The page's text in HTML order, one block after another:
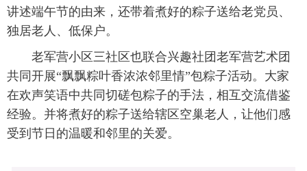
讲述端午节的由来，还带着煮好的粽子送给老党员、
独居老人、低保户。
老军营小区三社区也联合兴趣社团老军营艺术团
共同开展“飘飘粽叶香浓浓邻里情”包粽子活动。大家
在欢声笑语中共同切磋包粽子的手法，相互交流借鉴
经验。并将煮好的粽子送给辖区空巢老人，让他们感
受到节日的温暖和邻里的关爱。